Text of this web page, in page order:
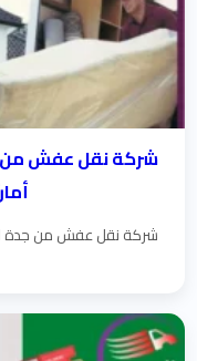
شركة نقل عفش من جدة